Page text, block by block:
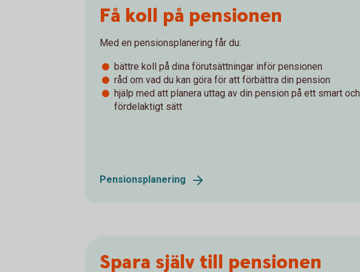
Få koll på pensionen
Med en pensionsplanering får du:
bättre koll på dina förutsättningar inför pensionen
råd om vad du kan göra för att förbättra din pension
hjälp med att planera uttag av din pension på ett smart och
fördelaktigt sätt
Pensionsplanering
Spara själv till pensionen